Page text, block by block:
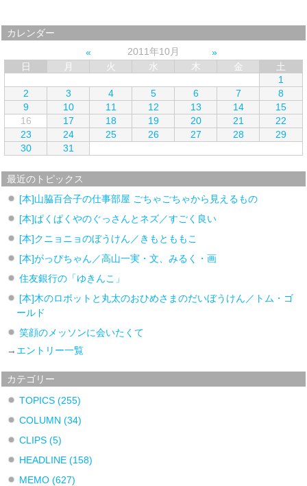
カレンダー
2011年10月
日
月 火 水 木 金
土
1
2
3 4 5 6 7
8
9
10 11 12 13 14
15
16
17 18 19 20 21
22
23
24 25 26 27 28
29
30
31
最近のトピックス
[本]山脇百合子の仕事部屋 ごちゃごちゃから見えるもの
[本]ぱくぱくやのぐっさんとネズ／すごく良い
[本]クニョニョのぼうけん／きもとももこ
[本]がっぴちゃん／高山一実・文、みるく・画
住友銀行の「ゆきんこ」
[本]木のロボットと丸太のおひめさまのだいぼうけん／トム・ゴ
ールド
笑顔のメッソンに会いたくて
→ エントリー一覧
カテゴリー
TOPICS (255)
COLUMN (34)
CLIPS (5)
HEADLINE (158)
MEMO (627)